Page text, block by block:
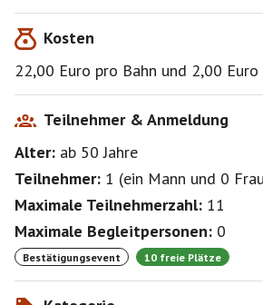
Kosten
22,00 Euro pro Bahn und 2,00 Euro
Teilnehmer & Anmeldung
Alter: ab 50Jahre
Teilnehmer: 1 (ein Mann und 0
Maximale Teilnehmerzahl: 11
Maximale Begleitpersonen: 0
Bestätigungsevent 10 freie Plätze